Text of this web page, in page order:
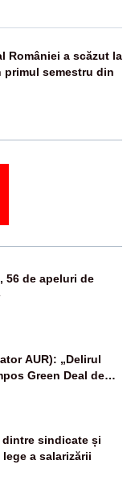
României a scăzut la
primul semestru din
56 de apeluri de
AUR): „Delirul
Green Deal de
mare măsură
dintre sindicate și
a salarizării